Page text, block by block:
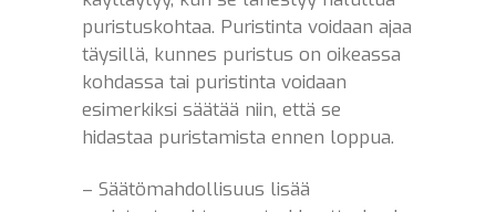
puristuskohtaa. Puristinta voidaan ajaa
täysillä, kunnes puristus on oikeassa
kohdassa tai puristinta voidaan
esimerkiksi säätää niin, että se
hidastaa puristamista ennen loppua.
– Säätömahdollisuus lisää